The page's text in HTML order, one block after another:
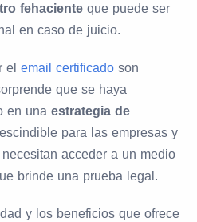
fehaciente que puede ser
en caso de juicio.
el email certificado son
que se haya
en una estrategia de
para las empresas y
acceder a un medio
brinde una prueba legal.
y los beneficios que ofrece